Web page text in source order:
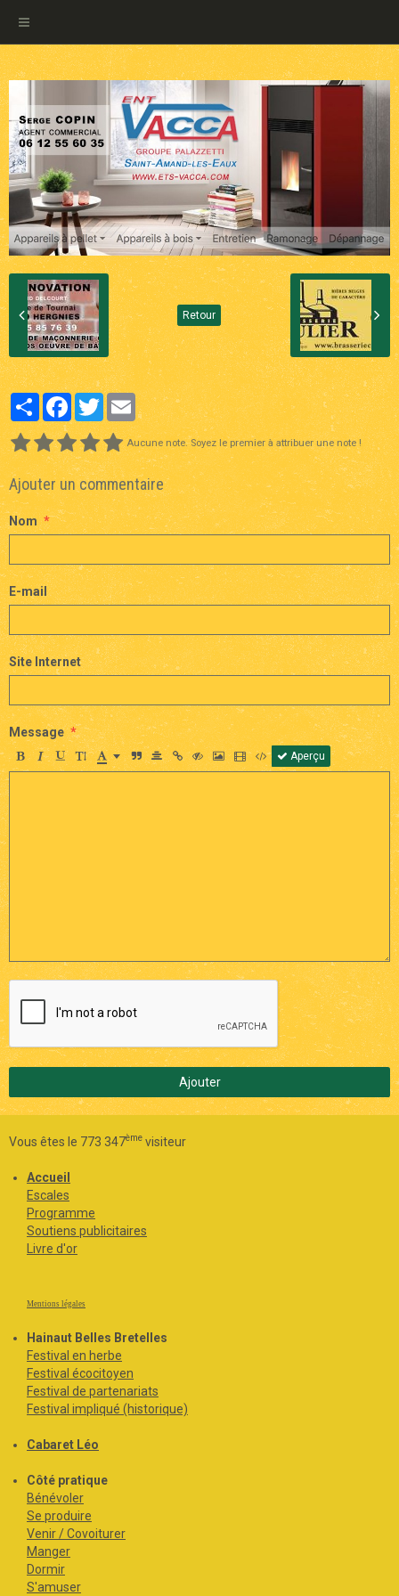
Retour
PartagerFacebookTwitterEmail
Aucune note. Soyez le premier à attribuer une note !
Ajouter un commentaire
Nom
E-mail
Site Internet
Message
Aperçu
Ajouter
Vous êtes le 773 347ème visiteur
Accueil
Escales
Programme
Soutiens publicitaires
Livre d'or
Mentions légales
Hainaut Belles Bretelles
Festival en herbe
Festival écocitoyen
Festival de partenariats
Festival impliqué (historique)
Cabaret Léo
Côté pratique
Bénévoler
Se produire
Venir / Covoiturer
Manger
Dormir
S'amuser